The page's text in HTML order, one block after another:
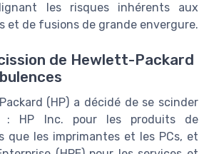
les risques inhérents aux
et de fusions de grande envergure.
de Hewlett-Packard
(HP) a décidé de se scinder
: HP Inc. pour les produits de
que les imprimantes et les PCs, et